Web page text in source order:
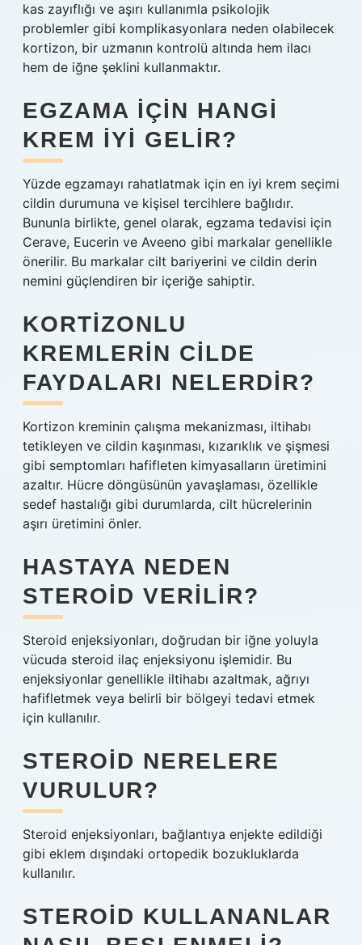
kas zayıflığı ve aşırı kullanımla psikolojik
problemler gibi komplikasyonlara neden olabilecek
kortizon, bir uzmanın kontrolü altında hem ilacı
hem de iğne şeklini kullanmaktır.
EGZAMA IÇIN HANGI
KREM IYI GELIR?
Yüzde egzamayı rahatlatmak için en iyi krem ​​seçimi
cildin durumuna ve kişisel tercihlere bağlıdır.
Bununla birlikte, genel olarak, egzama tedavisi için
Cerave, Eucerin ve Aveeno gibi markalar genellikle
önerilir. Bu markalar cilt bariyerini ve cildin derin
nemini güçlendiren bir içeriğe sahiptir.
KORTIZONLU
KREMLERIN CILDE
FAYDALARI NELERDIR?
Kortizon kreminin çalışma mekanizması, iltihabı
tetikleyen ve cildin kaşınması, kızarıklık ve şişmesi
gibi semptomları hafifleten kimyasalların üretimini
azaltır. Hücre döngüsünün yavaşlaması, özellikle
sedef hastalığı gibi durumlarda, cilt hücrelerinin
aşırı üretimini önler.
HASTAYA NEDEN
STEROID VERILIR?
Steroid enjeksiyonları, doğrudan bir iğne yoluyla
vücuda steroid ilaç enjeksiyonu işlemidir. Bu
enjeksiyonlar genellikle iltihabı azaltmak, ağrıyı
hafifletmek veya belirli bir bölgeyi tedavi etmek
için kullanılır.
STEROID NERELERE
VURULUR?
Steroid enjeksiyonları, bağlantıya enjekte edildiği
gibi eklem dışındaki ortopedik bozukluklarda
kullanılır.
STEROID KULLANANLAR